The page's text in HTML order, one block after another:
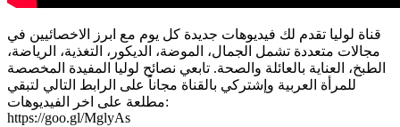
قناة لوليا تقدم لك فيديوهات جديدة كل يوم مع ابرز الاخصائيين في
مجالات متعددة تشمل الجمال، الموضة، الديكور، التغذية، الرياضة،
الطبخ، العناية بالعائلة والصحة. تابعي نصائح لوليا المفيدة المخصصة
للمرأة العربية وإشتركي بالقناة مجاناً على الرابط التالي لتبقي
مطلعة على اخر الفيديوهات:
https://goo.gl/MglyAs